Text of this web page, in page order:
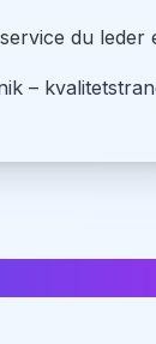
du leder
–